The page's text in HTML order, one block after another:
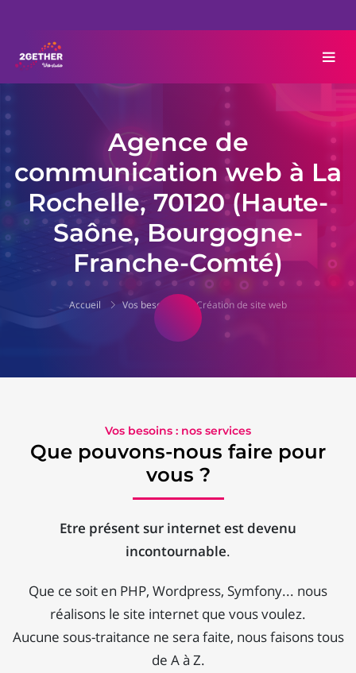
Agence de
communication web à La
Rochelle, 70120 (Haute-
Saône, Bourgogne-
Franche-Comté)
Accueil Vos besoins Création de site web
Vos besoins : nos services
Que pouvons-nous faire pour
vous ?
Etre présent sur internet est devenu
incontournable.
Que ce soit en PHP, Wordpress, Symfony... nous
réalisons le site internet que vous voulez.
Aucune sous-traitance ne sera faite, nous faisons tous
de A à Z.